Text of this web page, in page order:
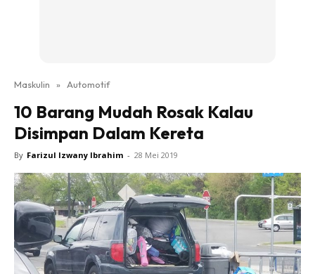
Maskulin » Automotif
10 Barang Mudah Rosak Kalau
Disimpan Dalam Kereta
By Farizul Izwany Ibrahim - 28 Mei 2019